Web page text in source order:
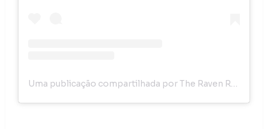
Uma publicação compartilhada por The Raven Restaurant (@theravenrestaurant)